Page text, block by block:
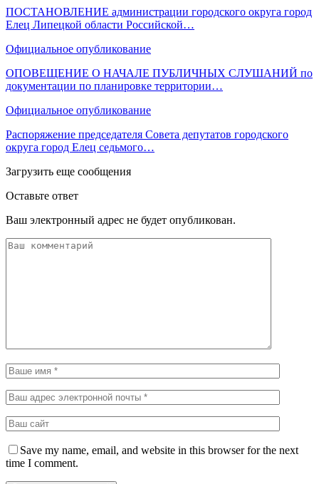
ПОСТАНОВЛЕНИЕ администрации городского округа город
Елец Липецкой области Российской…
Официальное опубликование
ОПОВЕЩЕНИЕ О НАЧАЛЕ ПУБЛИЧНЫХ СЛУШАНИЙ по
документации по планировке территории…
Официальное опубликование
Распоряжение председателя Совета депутатов городского
округа город Елец седьмого…
Загрузить еще сообщения
Оставьте ответ
Ваш электронный адрес не будет опубликован.
Save my name, email, and website in this browser for the next
time I comment.